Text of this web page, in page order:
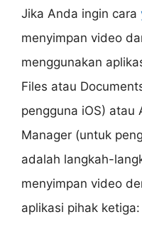
Jika Anda ingin cara
menyimpan video
menggunakan
Files atau
pengguna iOS) atau
Manager (untuk
adalah langkah-
menyimpan video
aplikasi pihak ketiga: